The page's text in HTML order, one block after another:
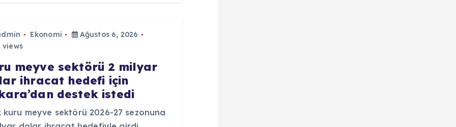
Ekonomi
Ağustos 6, 2026
views
meyve sektörü 2 milyar
ihracat hedefi için
destek istedi
kuru meyve sektörü 2026-27 sezonuna